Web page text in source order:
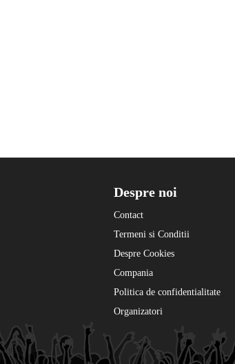
Despre noi
Contact
Termeni si Conditii
Despre Cookies
Compania
Politica de confidentialitate
Organizatori